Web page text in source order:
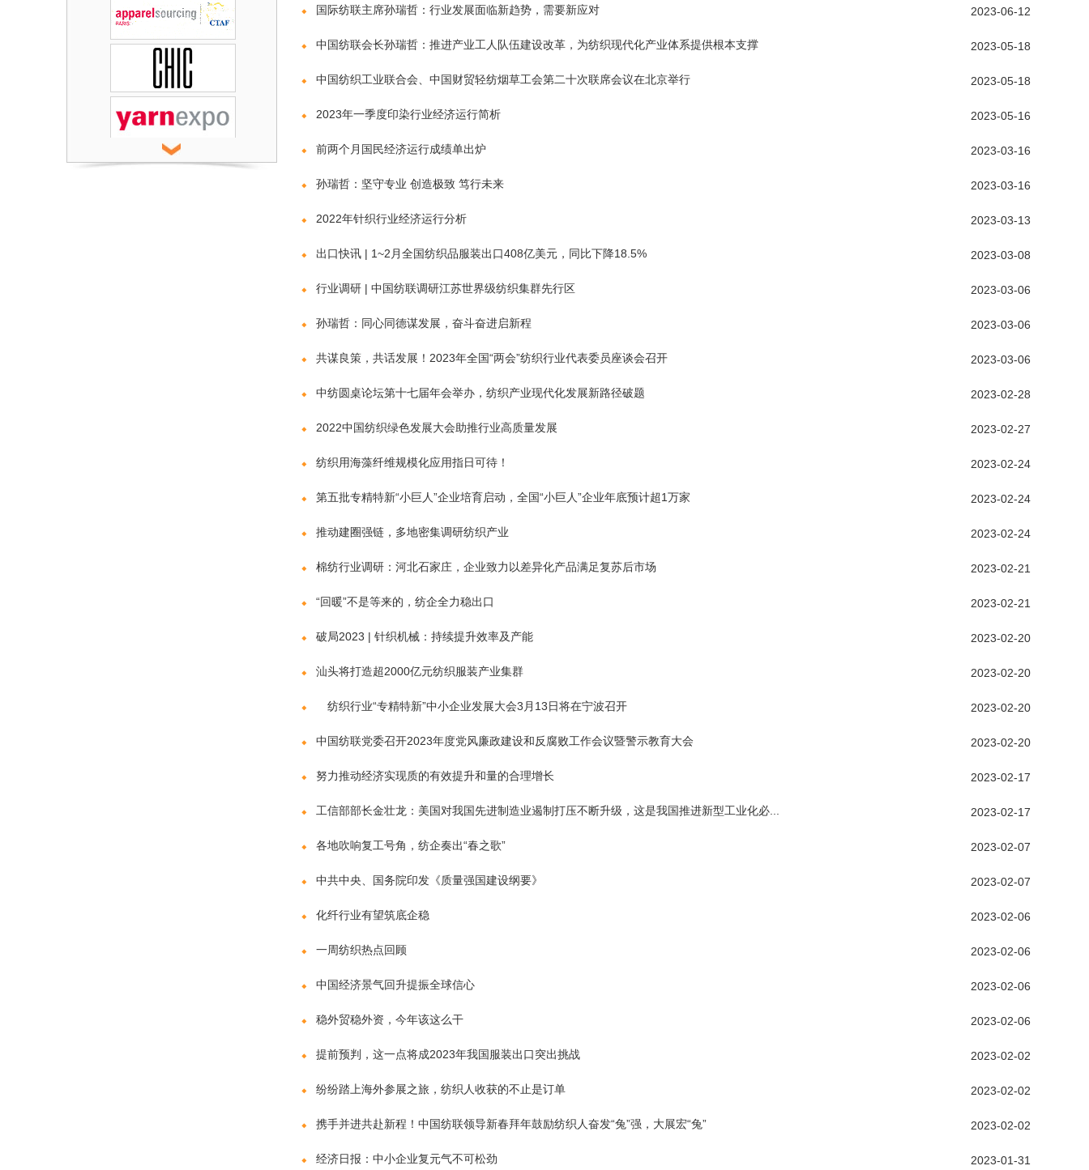
2023-06-12
国际纺联主席孙瑞哲：行业发展面临新趋势，需要新应对
2023-05-18
中国纺联会长孙瑞哲：推进产业工人队伍建设改革，为纺织现代化产业体系提供根本支撑
2023-05-18
中国纺织工业联合会、中国财贸轻纺烟草工会第二十次联席会议在北京举行
2023-05-16
2023年一季度印染行业经济运行简析
2023-03-16
前两个月国民经济运行成绩单出炉
2023-03-16
孙瑞哲：坚守专业 创造极致 笃行未来
2023-03-13
2022年针织行业经济运行分析
2023-03-08
出口快讯 | 1~2月全国纺织品服装出口408亿美元，同比下降18.5%
2023-03-06
行业调研 | 中国纺联调研江苏世界级纺织集群先行区
2023-03-06
孙瑞哲：同心同德谋发展，奋斗奋进启新程
2023-03-06
共谋良策，共话发展！2023年全国“两会”纺织行业代表委员座谈会召开
2023-02-28
中纺圆桌论坛第十七届年会举办，纺织产业现代化发展新路径破题
2023-02-27
2022中国纺织绿色发展大会助推行业高质量发展
2023-02-24
纺织用海藻纤维规模化应用指日可待！
2023-02-24
第五批专精特新“小巨人”企业培育启动，全国“小巨人”企业年底预计超1万家
2023-02-24
推动建圈强链，多地密集调研纺织产业
2023-02-21
棉纺行业调研：河北石家庄，企业致力以差异化产品满足复苏后市场
2023-02-21
“回暖”不是等来的，纺企全力稳出口
2023-02-20
破局2023 | 针织机械：持续提升效率及产能
2023-02-20
汕头将打造超2000亿元纺织服装产业集群
2023-02-20
纺织行业“专精特新”中小企业发展大会3月13日将在宁波召开
2023-02-20
中国纺联党委召开2023年度党风廉政建设和反腐败工作会议暨警示教育大会
2023-02-17
努力推动经济实现质的有效提升和量的合理增长
2023-02-17
工信部部长金壮龙：美国对我国先进制造业遏制打压不断升级，这是我国推进新型工业化必...
2023-02-07
各地吹响复工号角，纺企奏出“春之歌”
2023-02-07
中共中央、国务院印发《质量强国建设纲要》
2023-02-06
化纤行业有望筑底企稳
2023-02-06
一周纺织热点回顾
2023-02-06
中国经济景气回升提振全球信心
2023-02-06
稳外贸稳外资，今年该这么干
2023-02-02
提前预判，这一点将成2023年我国服装出口突出挑战
2023-02-02
纷纷踏上海外参展之旅，纺织人收获的不止是订单
2023-02-02
携手并进共赴新程！中国纺联领导新春拜年鼓励纺织人奋发“兔”强，大展宏“兔”
2023-01-31
经济日报：中小企业复元气不可松劲